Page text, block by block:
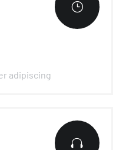
}
adipiscing
